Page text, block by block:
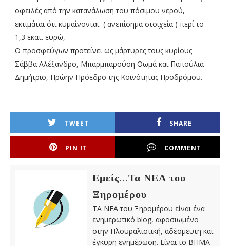
οφειλές από την κατανάλωση του πόσιμου νερού,
εκτιμάται ότι κυμαίνονται ( ανεπίσημα στοιχεία ) περί το
1,3 εκατ. ευρώ,
Ο προσφεύγων προτείνει ως μάρτυρες τους κυρίους
Σάββα Αλέξανδρο, Μπαρμπαρούση Θωμά και Παπούλια
Δημήτριο, Πρώην Πρόεδρο της Κοινότητας Προδρόμου.
TWEET SHARE
PIN IT COMMENT
Εμείς...Τα ΝΕΑ του
Ξηρομέρου
ΤΑ ΝΕΑ του Ξηρομέρου είναι ένα
ενημερωτικό blog, αφοσιωμένο
στην Πλουραλιστική, αδέσμευτη και
έγκυρη ενημέρωση. Είναι το ΒΗΜΑ